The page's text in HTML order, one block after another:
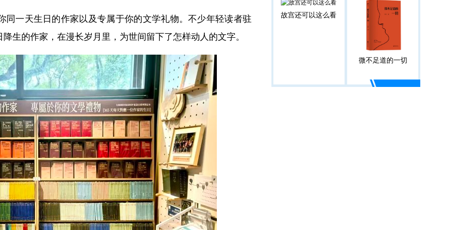
一天生日的作家以及专属于你的文学礼物。不少年轻读者驻
生的作家，在漫长岁月里，为世间留下了怎样动人的文字。
故宫还可以这么看
微不足道的一切